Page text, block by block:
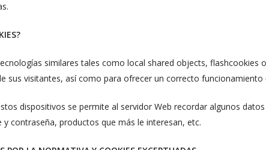
similares tales como local shared objects,
sus visitantes, así como para ofrecer un correcto funcionamiento
dispositivos se permite al servidor Web recordar algunos
y contraseña, productos que más le interesan, etc.